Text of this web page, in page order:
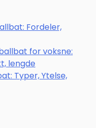
Fordeler,
for voksne:
lengde
Typer, Ytelse,